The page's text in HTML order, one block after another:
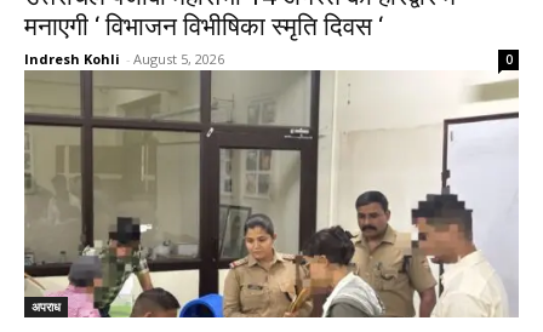
मनाएगी ‘ विभाजन विभीषिका स्मृति दिवस ‘
Indresh Kohli - August 5, 2026 0
अपराध